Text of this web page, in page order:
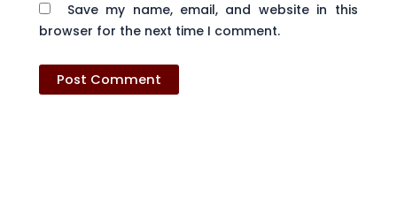
Save my name, email, and website in this
browser for the next time I comment.